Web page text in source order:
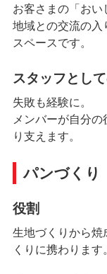
お客さまの「おい
地域との交流の入
スペースです。
スタッフとし
失敗も経験に。
メンバーが自分
り支えます。
パンづくり
役割
生地づくりから焼
くりに携わります